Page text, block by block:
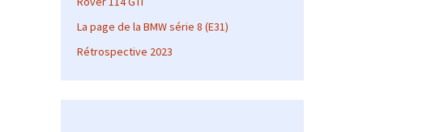
La page de la BMW série 8 (E31)
Rétrospective 2023